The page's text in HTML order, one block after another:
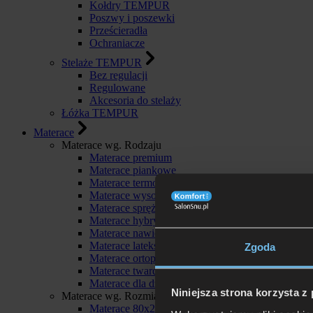
Zgoda
Niniejsza strona korzysta z
Kołdry TEMPUR
Poszwy i poszewki
Prześcieradła
Ochraniacze
Stelaże TEMPUR
Bez regulacji
Regulowane
Akcesoria do stelaży
Łóżka TEMPUR
Materace
Materace wg. Rodzaju
Materace premium
Materace piankowe
Materace termoelastyczne
Materace wysokoelastyczne
Materace sprężynowe
Materace hybrydowe
Materace nawierzchniowe
Materace lateksowe
Materace ortopedyczne
Materace twarde
Materace dla dzieci
Materace wg. Rozmiaru
Materace 80x200